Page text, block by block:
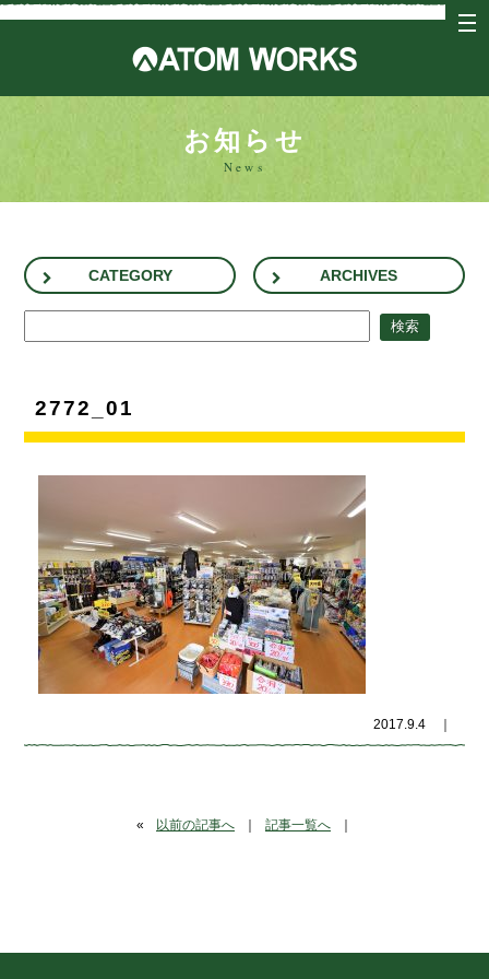
お知らせ
News
CATEGORY ARCHIVES
2772_01
2017.9.4｜
« 以前の記事へ 記事一覧へ